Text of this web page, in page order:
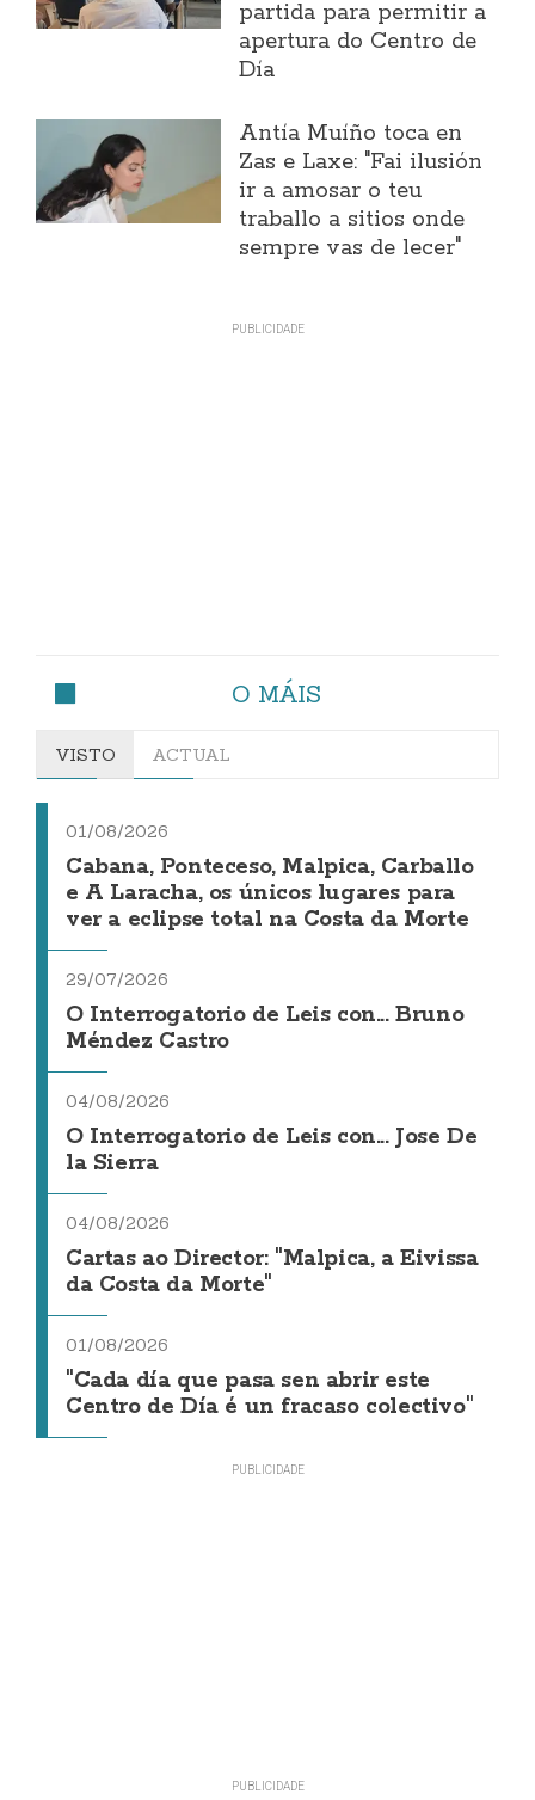
partida para permitir a
apertura do Centro de
Día
Antía Muíño toca en
Zas e Laxe: "Fai ilusión
ir a amosar o teu
traballo a sitios onde
sempre vas de lecer"
O MÁIS
VISTO ACTUAL
01/08/2026
Cabana, Ponteceso, Malpica, Carballo
e A Laracha, os únicos lugares para
ver a eclipse total na Costa da Morte
29/07/2026
O Interrogatorio de Leis con... Bruno
Méndez Castro
04/08/2026
O Interrogatorio de Leis con... Jose De
la Sierra
04/08/2026
Cartas ao Director: "Malpica, a Eivissa
da Costa da Morte"
01/08/2026
"Cada día que pasa sen abrir este
Centro de Día é un fracaso colectivo"